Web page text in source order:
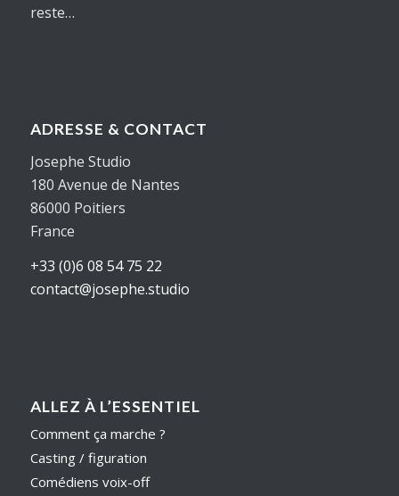
reste…
ADRESSE & CONTACT
Josephe Studio
180 Avenue de Nantes
86000 Poitiers
France
+33 (0)6 08 54 75 22
contact@josephe.studio
ALLEZ À L’ESSENTIEL
Comment ça marche ?
Casting / figuration
Comédiens voix-off